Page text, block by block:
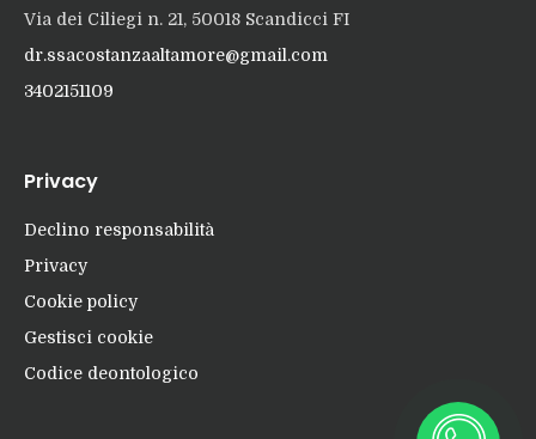
Via dei Ciliegi n. 21, 50018 Scandicci FI
dr.ssacostanzaaltamore@gmail.com
3402151109
Privacy
Declino responsabilità
Privacy
Cookie policy
Gestisci cookie
Codice deontologico